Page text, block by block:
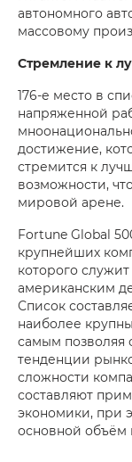
автономного
массовому
Стремление к
176-е место в
напряженной
достижение,
стремится к
возможности,
мировой арене.
Fortune Global
крупнейших
которого
американским
Список
наиболее
самым позволяя
тенденции
сложности
составляют
экономики, при
основной объём